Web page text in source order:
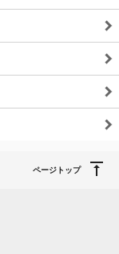
ページトップ